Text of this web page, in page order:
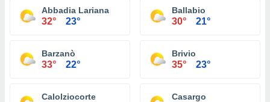
Abbadia Lariana
32° 23°
Ballabio
30° 21°
Barzanò
33° 22°
Brivio
35° 23°
Calolziocorte Casargo